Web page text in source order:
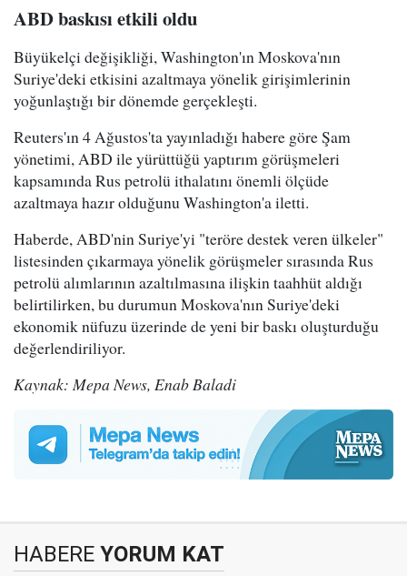
ABD baskısı etkili oldu
Büyükelçi değişikliği, Washington'ın Moskova'nın
Suriye'deki etkisini azaltmaya yönelik girişimlerinin
yoğunlaştığı bir dönemde gerçekleşti.
Reuters'ın 4 Ağustos'ta yayınladığı habere göre Şam
yönetimi, ABD ile yürüttüğü yaptırım görüşmeleri
kapsamında Rus petrolü ithalatını önemli ölçüde
azaltmaya hazır olduğunu Washington'a iletti.
Haberde, ABD'nin Suriye'yi "teröre destek veren ülkeler"
listesinden çıkarmaya yönelik görüşmeler sırasında Rus
petrolü alımlarının azaltılmasına ilişkin taahhüt aldığı
belirtilirken, bu durumun Moskova'nın Suriye'deki
ekonomik nüfuzu üzerinde de yeni bir baskı oluşturduğu
değerlendiriliyor.
Kaynak: Mepa News, Enab Baladi
HABERE YORUM KAT